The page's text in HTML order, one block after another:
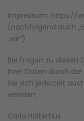
Impressum: https://
(nachfolgend auch
„wir“)
Bei Fragen zu
Ihrer Daten durch
Sie sich jederzeit
wenden:
Carla Holterhus